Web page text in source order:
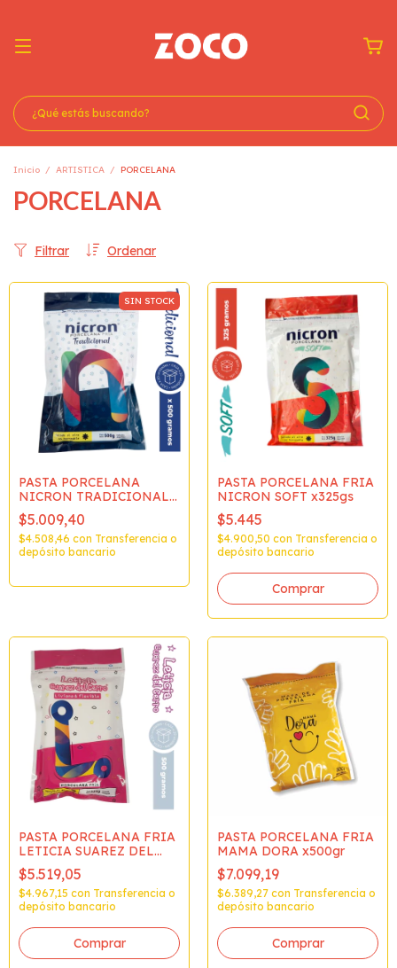
Inicio / ARTISTICA / PORCELANA
PORCELANA
Ordenar
Filtrar
SIN STOCK
PASTA PORCELANA
NICRON TRADICIONAL
x500gs
$5.009,40
$4.508,46 con Transferencia o
depósito bancario
PASTA PORCELANA FRIA
NICRON SOFT x325gs
$5.445
$4.900,50 con Transferencia o
depósito bancario
PASTA PORCELANA FRIA
LETICIA SUAREZ DEL
CERRO x350 gr
$5.519,05
$4.967,15 con Transferencia o
depósito bancario
PASTA PORCELANA FRIA
MAMA DORA x500gr
$7.099,19
$6.389,27 con Transferencia o
depósito bancario